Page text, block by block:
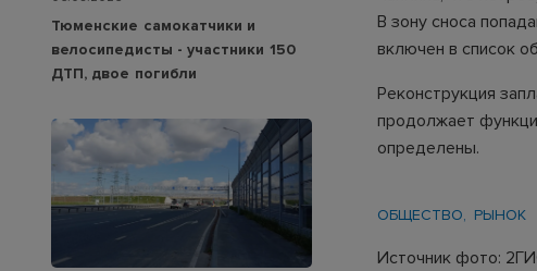
В зону сноса
включен в список
Реконструкция
продолжает
определены.
ОБЩЕСТВО
РЫНОК
Источник фото:
Тюменские самокатчики и
велосипедисты - участники 150
ДТП, двое погибли